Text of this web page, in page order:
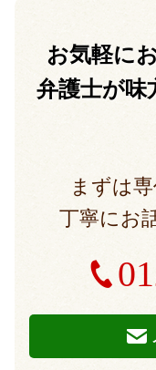
お気軽に
弁護士が味
まずは
丁寧にお